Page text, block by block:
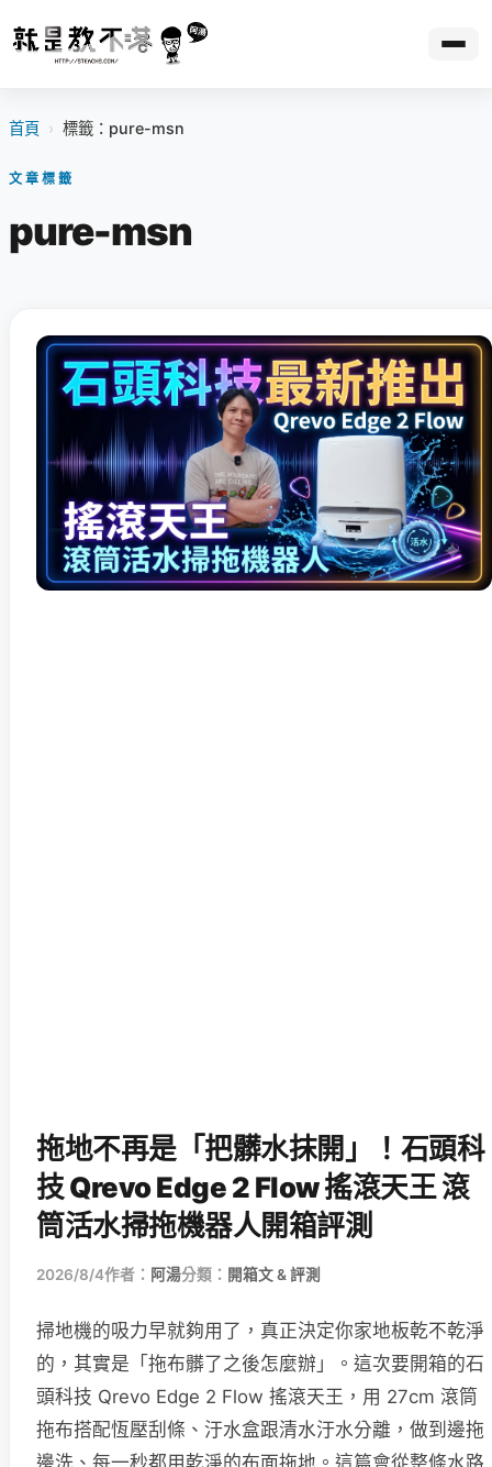
首頁 › 標籤：pure-msn
文章標籤
pure-msn
拖地不再是「把髒水抹開」！石頭科
技 Qrevo Edge 2 Flow 搖滾天王 滾
筒活水掃拖機器人開箱評測
2026/8/4作者： 阿湯分類： 開箱文 & 評測
掃地機的吸力早就夠用了，真正決定你家地板乾不乾淨
的，其實是「拖布髒了之後怎麼辦」。這次要開箱的石
頭科技 Qrevo Edge 2 Flow 搖滾天王，用 27cm 滾筒
拖布搭配恆壓刮條、汙水盒跟清水汙水分離，做到邊拖
邊洗、每一秒都用乾淨的布面拖地。這篇會從整條水路